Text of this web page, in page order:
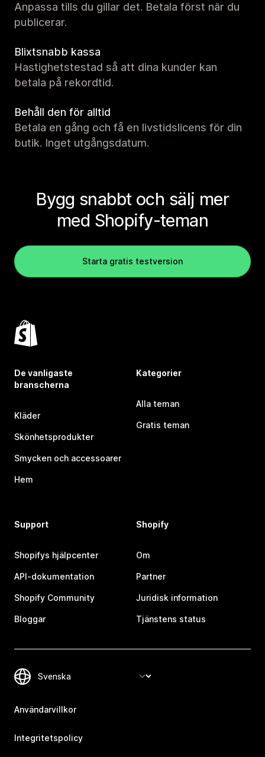
Anpassa tills du gillar det. Betala först när du
publicerar.
Blixtsnabb kassa
Hastighetstestad så att dina kunder kan
betala på rekordtid.
Behåll den för alltid
Betala en gång och få en livstidslicens för din
butik. Inget utgångsdatum.
Bygg snabbt och sälj mer
med Shopify-teman
Starta gratis testversion
De vanligaste
branscherna
Kläder
Skönhetsprodukter
Smycken och accessoarer
Hem
Kategorier
Alla teman
Gratis teman
Support
Shopifys hjälpcenter
API-dokumentation
Shopify Community
Bloggar
Shopify
Om
Partner
Juridisk information
Tjänstens status
Användarvillkor
Integritetspolicy